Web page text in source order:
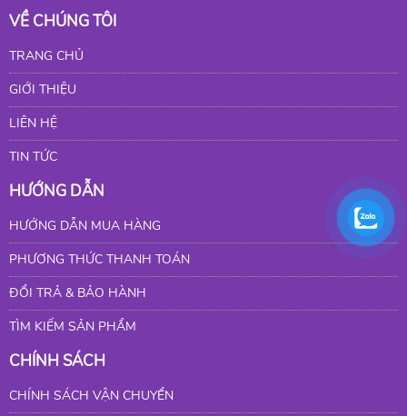
VỀ CHÚNG TÔI
TRANG CHỦ
GIỚI THIỆU
LIÊN HỆ
TIN TỨC
HƯỚNG DẪN
HƯỚNG DẪN MUA HÀNG
PHƯƠNG THỨC THANH TOÁN
ĐỔI TRẢ & BẢO HÀNH
TÌM KIẾM SẢN PHẨM
CHÍNH SÁCH
CHÍNH SÁCH VẬN CHUYỂN